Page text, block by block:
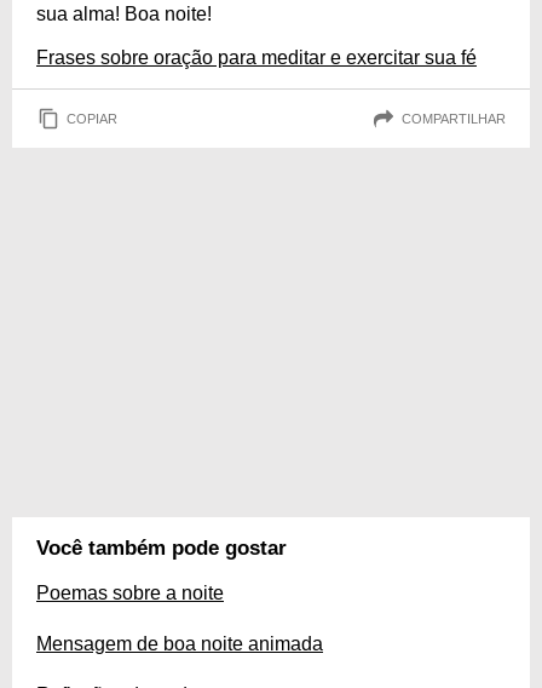
sua alma! Boa noite!
Frases sobre oração para meditar e exercitar sua fé
COPIAR COMPARTILHAR
Você também pode gostar
Poemas sobre a noite
Mensagem de boa noite animada